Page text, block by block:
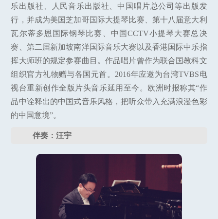
乐出版社、人民音乐出版社、中国唱片总公司等出版发
行，并成为美国芝加哥国际大提琴比赛、第十八届意大利
瓦尔蒂多恩国际钢琴比赛、中国CCTV小提琴大赛总决
赛、第二届新加坡南洋国际音乐大赛以及香港国际中乐指
挥大师班的规定参赛曲目。作品唱片曾作为联合国教科文
组织官方礼物赠与各国元首。2016年应邀为台湾TVBS电
视台重新创作全版片头音乐延用至今。欧洲时报称其“作
品中诠释出的中国式音乐风格，把听众带入充满浪漫色彩
的中国意境”。
伴奏：汪宇